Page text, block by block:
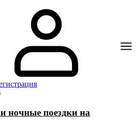
ночные поездки на